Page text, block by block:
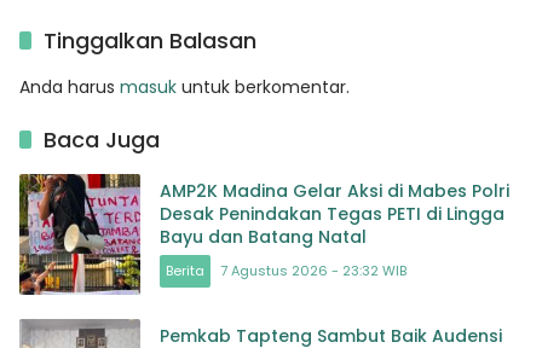
Tinggalkan Balasan
Anda harus masuk untuk berkomentar.
Baca Juga
AMP2K Madina Gelar Aksi di Mabes Polri
Desak Penindakan Tegas PETI di Lingga
Bayu dan Batang Natal
Berita 7 Agustus 2026 - 23:32 WIB
Pemkab Tapteng Sambut Baik Audensi